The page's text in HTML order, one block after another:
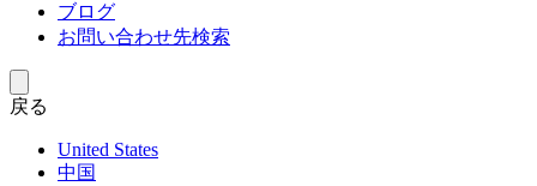
ブログ
お問い合わせ先検索
戻る
United States
中国